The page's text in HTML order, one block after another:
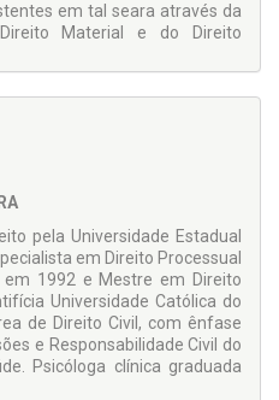
em tal seara através da
Material e do Direito
pela Universidade Estadual
em Direito Processual
1992 e Mestre em Direito
Universidade Católica do
de Direito Civil, com ênfase
e Responsabilidade Civil do
Psicóloga clínica graduada